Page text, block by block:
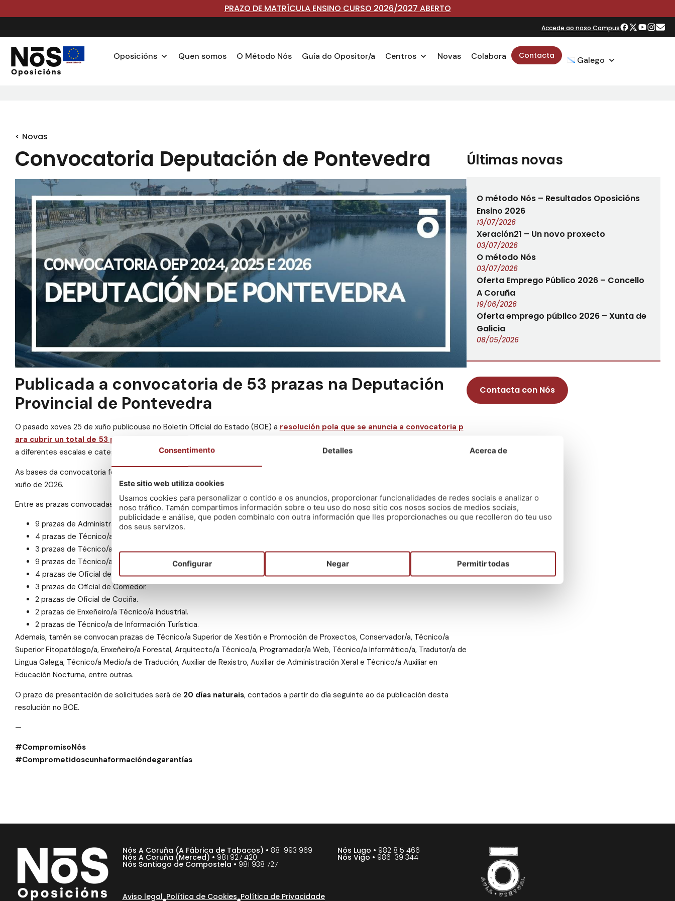
Accede ao noso Campus
Oposicións Quen somos O Método Nós Guía do Opositor/a Centros Novas Colabora Contacta Galego
< Novas
Convocatoria Deputación de Pontevedra
Publicada a convocatoria de 53 prazas na Deputación
Provincial de Pontevedra
O pasado xoves 25 de xuño publicouse no Boletín Oficial do Estado (BOE) a resolución pola que se anuncia a convocatoria p
ara cubrir un total de 53 prazas
a diferentes escalas e categorías profesionais.
As bases da convocatoria foron publicadas previamente no Boletín Oficial da Provincia (BOP) de Pontevedra do pasado 8 de
xuño de 2026.
Entre as prazas convocadas atópanse postos de Administración Xeral e Administración Especial, destacando:
9 prazas de Administrativo/a de Administración Xeral.
4 prazas de Técnico/a de Administración Xeral.
3 prazas de Técnico/a Medio/a de Administración Xeral (unha delas reservada para persoas con discapacidade).
9 prazas de Técnico/a Auxiliar en Educación Diúrna.
4 prazas de Oficial de Control e Vixilancia.
3 prazas de Oficial de Comedor.
2 prazas de Oficial de Cociña.
2 prazas de Enxeñeiro/a Técnico/a Industrial.
2 prazas de Técnico/a de Información Turística.
Ademais, tamén se convocan prazas de Técnico/a Superior de Xestión e Promoción de Proxectos, Conservador/a, Técnico/a
Superior Fitopatólogo/a, Enxeñeiro/a Forestal, Arquitecto/a Técnico/a, Programador/a Web, Técnico/a Informático/a, Tradutor/a de
Lingua Galega, Técnico/a Medio/a de Tradución, Auxiliar de Rexistro, Auxiliar de Administración Xeral e Técnico/a Auxiliar en
Educación Nocturna, entre outras.
O prazo de presentación de solicitudes será de 20 días naturais, contados a partir do día seguinte ao da publicación desta
resolución no BOE.
—
#CompromisoNós
#Comprometidoscunhaformacióndegarantías
Últimas novas
O método Nós – Resultados Oposicións
Ensino 2026
13/07/2026
Xeración21 – Un novo proxecto
03/07/2026
O método Nós
03/07/2026
Oferta Emprego Público 2026 – Concello
A Coruña
19/06/2026
Oferta emprego público 2026 – Xunta de
Galicia
08/05/2026
Contacta con Nós
Nós A Coruña (A Fábrica de Tabacos) • 881 993 969
Nós A Coruña (Merced) • 981 927 420
Nós Lugo • 982 815 466
Nós Vigo • 986 139 344
Nós Santiago de Compostela • 981 938 727
Aviso legal Política de Cookies Política de Privacidade
Consentimento Detalles Acerca de
Este sitio web utiliza cookies
Usamos cookies para personalizar o contido e os anuncios, proporcionar funcionalidades de redes sociais e analizar o
noso tráfico. Tamén compartimos información sobre o teu uso do noso sitio cos nosos socios de medios sociais,
publicidade e análise, que poden combinalo con outra información que lles proporcionaches ou que recolleron do teu uso
dos seus servizos.
Configurar Negar Permitir todas